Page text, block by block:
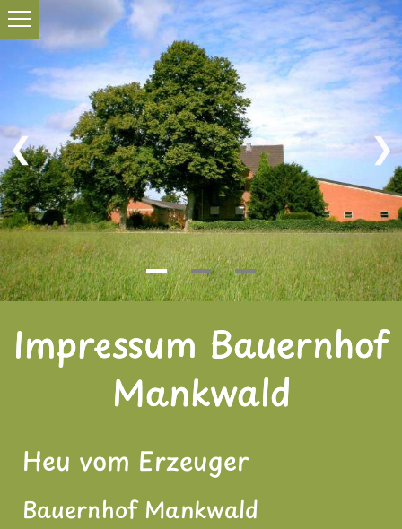
Impressum Bauernhof
Mankwald
Heu vom Erzeuger
Bauernhof Mankwald